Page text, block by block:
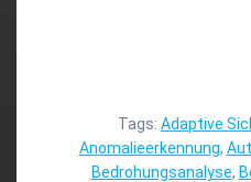
Tags: Adaptive
Anomalieerkennung,
Bedrohungsanalyse,